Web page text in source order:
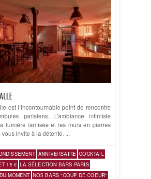
est l’incontournable point de rencontre
parisiens. L’ambiance intimiste
lumière tamisée et les murs en pierres
invite à la détente. ...
ANNIVERSAIRE COCKTAIL
15 € LA SÉLECTION BARS PARIS
MOMENT NOS BARS "COUP DE COEUR"